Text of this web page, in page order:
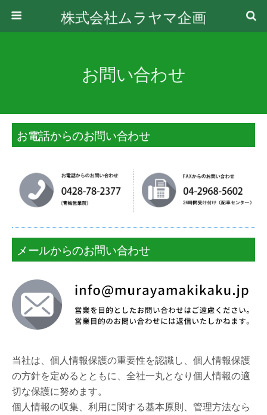
株式会社ムラヤマ企画
お問い合わせ
お電話からのお問い合わせ
メールからのお問い合わせ
当社は、個人情報保護の重要性を認識し、個人情報保護
の方針を定めるとともに、全社一丸となり個人情報の適
切な保護に努めます。
個人情報の収集、利用に関する基本原則、管理方法なら